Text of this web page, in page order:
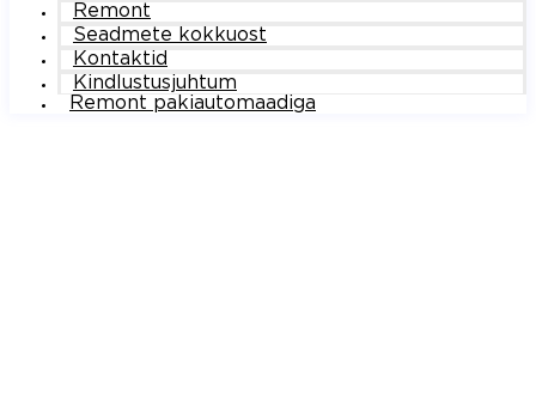
Remont
Seadmete kokkuost
Kontaktid
Kindlustusjuhtum
Remont pakiautomaadiga